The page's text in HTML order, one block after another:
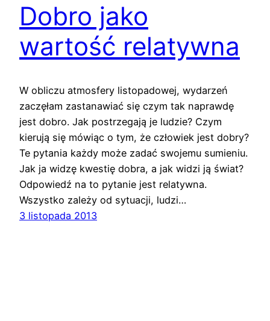
Dobro jako
wartość relatywna
W obliczu atmosfery listopadowej, wydarzeń
zaczęłam zastanawiać się czym tak naprawdę
jest dobro. Jak postrzegają je ludzie? Czym
kierują się mówiąc o tym, że człowiek jest dobry?
Te pytania każdy może zadać swojemu sumieniu.
Jak ja widzę kwestię dobra, a jak widzi ją świat?
Odpowiedź na to pytanie jest relatywna.
Wszystko zależy od sytuacji, ludzi…
3 listopada 2013